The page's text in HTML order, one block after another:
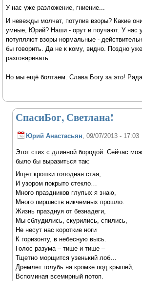
У нас уже разложение, гниение...
И невежды молчат, потупив взоры? Какие
умные, Юрий? Наши - орут и поучают. У нас
потупляют взоры нормальные -
бы говорить. Да не к кому, видно. Поздно
разговаривать.
Но мы ещё болтаем. Слава Богу за это!
СпасиБог, Светлана!
Юрий Анастасьян , 09/07/2013 - 17:03
Этот стих с длинной бородой. Сейчас
было бы выразиться так:
Ищет крошки голодная стая,
И узором покрыто стекло…
Много праздников глупых я знаю,
Много пиршеств никчемных прошло.
Жизнь празднуя от безнадеги,
Мы сблудились, скурились, спились,
Не несут нас короткие ноги
К горизонту, в небесную высь.
Голос разума – тише и тише –
Тщетно морщится узенький лоб…
Дремлет голубь на кромке под крышей,
Вспоминая всемирный потоп.